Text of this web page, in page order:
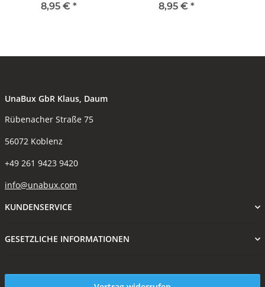
8,95 € *
8,95 € *
UnaBux GbR Klaus, Daum
Rübenacher Straße 75
56072 Koblenz
+49 261 9423 9420
info@unabux.com
KUNDENSERVICE
GESETZLICHE INFORMATIONEN